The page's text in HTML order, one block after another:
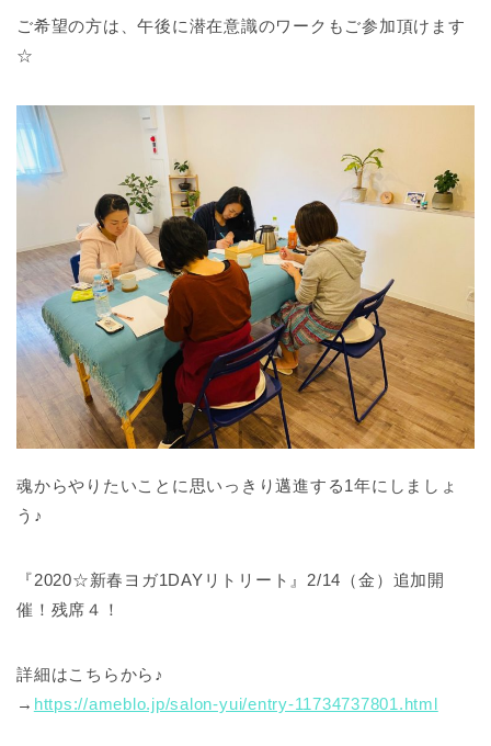
ご希望の方は、午後に潜在意識のワークもご参加頂けます
☆
魂からやりたいことに思いっきり邁進する1年にしましょ
う♪
『2020☆新春ヨガ1DAYリトリート』2/14（金）追加開
催！残席４！
詳細はこちらから♪
→ https://ameblo.jp/salon-yui/entry-11734737801.html